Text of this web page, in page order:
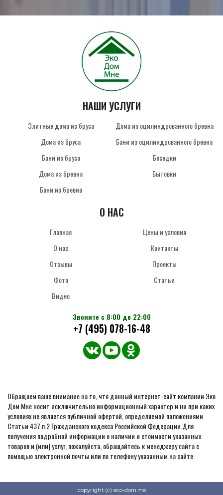
НАШИ УСЛУГИ
Элитные дома из бруса
Дома из бруса
Бани из бруса
Дома из бревна
Бани из бревна
Дома из оцилиндрованного бревна
Бани из оцилиндрованного бревна
Беседки
Бытовки
О НАС
Главная
О нас
Отзывы
Фото
Видео
Цены и условия
Контакты
Проекты
Статьи
Звоните с 8:00 до 22:00
+7 (495) 078-16-48
Обращаем ваше внимание на то, что данный интернет-сайт компании Эко
Дом Мне носит исключительно информационный характер и ни при каких
условиях не является публичной офертой, определяемой положениями
Статьи 437 п.2 Гражданского кодекса Российской Федерации.Для
получения подробной информации о наличии и стоимости указанных
товаров и (или) услуг, пожалуйста, обращайтесь к менеджеру сайта с
помощью электронной почты или по телефону указанным на сайте
copyright (c) eco-dom.me